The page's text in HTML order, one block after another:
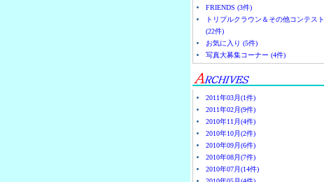
FRIENDS (3件)
トリプルクラウン＆その他コンテスト
(22件)
お気に入り (5件)
写真大募集コーナー (4件)
2011年03月(1件)
2011年02月(9件)
2010年11月(4件)
2010年10月(2件)
2010年09月(6件)
2010年08月(7件)
2010年07月(14件)